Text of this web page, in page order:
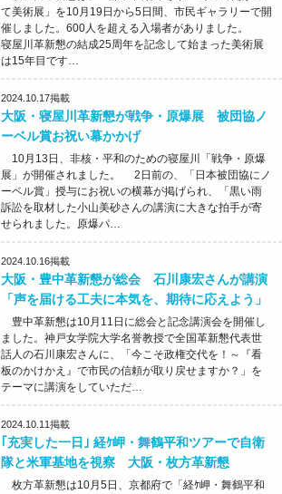
て美術展」を10月19日から5日間、市民ギャラリーで開
催しました。600人を超える入場者がありました。
寝屋川革新懇の結成25周年を記念して始まった美術展
は15年目です…
2024.10.17掲載
大阪・寝屋川革新懇が戦争・原爆展 被団協ノ
ーベル賞お祝い幕かかげ
10月13日、非核・平和のための寝屋川「戦争・原爆
展」が開催されました。 2日前の、「日本被団協にノ
ーベル賞」授与にお祝いの横幕が掲げられ、「黒い雨
訴訟を取材した小山美砂さんの講演に大きな拍手が寄
せられました。原爆パ…
2024.10.16掲載
大阪・豊中革新懇が総会 石川康宏さんが講演
「声を届ける工夫に本気を、期待に応えよう」
豊中革新懇は10月11日に総会と記念講演会を開催し
ました。神戸女学院大学名誉教授で全国革新懇代表世
話人の石川康宏さんに、「今こそ政権交代を！～『看
板のかけかえ』で市民の信頼が取り戻せますか？」を
テーマに講演をしていただ…
2024.10.11掲載
｢充実した一日｣ 経ｹ岬・舞鶴平和ツアーで自衛
隊と米軍基地を視察 大阪・枚方革新懇
枚方革新懇は10月5日、京都府で「経ｹ岬・舞鶴平和